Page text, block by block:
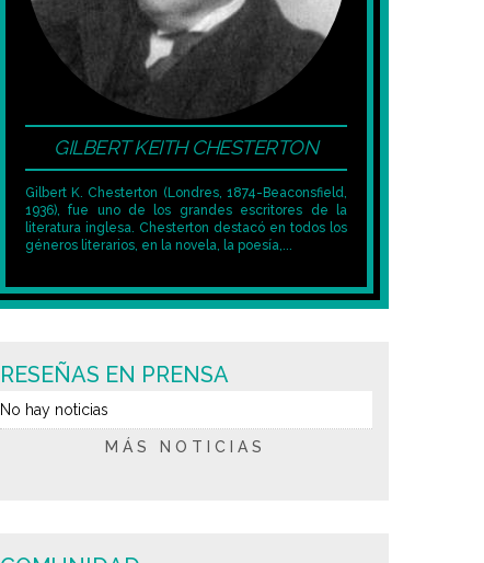
GILBERT KEITH CHESTERTON
Gilbert K. Chesterton (Londres, 1874-Beaconsfield,
1936), fue uno de los grandes escritores de la
literatura inglesa. Chesterton destacó en todos los
géneros literarios, en la novela, la poesía,...
RESEÑAS EN PRENSA
No hay noticias
MÁS NOTICIAS